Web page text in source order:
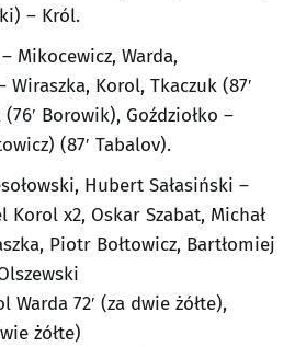
– Król.
Mikocewicz, Warda,
Wiraszka, Korol, Tkaczuk (87′
Borowik), Goździołko –
(87′ Tabalov).
Hubert Sałasiński –
Korol x2, Oskar Szabat, Michał
Piotr Bołtowicz, Bartłomiej
Warda 72′ (za dwie żółte),
żółte)